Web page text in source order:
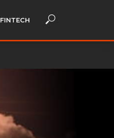
FINTECH